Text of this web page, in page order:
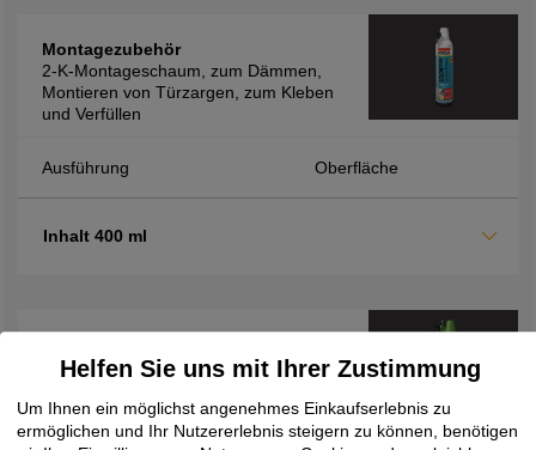
Montagezubehör
2-K-Montageschaum, zum Dämmen,
Montieren von Türzargen, zum Kleben
und Verfüllen
Ausführung Oberfläche
Inhalt 400 ml
2K-Montageschaum FM710, zur
Dämmung und Isolierung, schnelle
Verarbeitung durch kurze
Helfen Sie uns mit Ihrer Zustimmung
Um Ihnen ein möglichst angenehmes Einkaufserlebnis zu
ermöglichen und Ihr Nutzererlebnis steigern zu können, benötigen